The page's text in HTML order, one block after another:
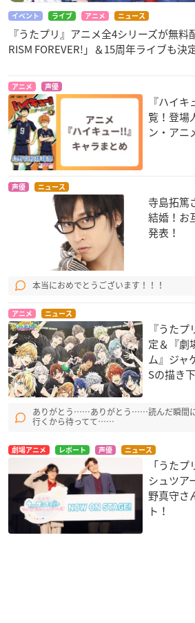
イベント ライブ アニメ ニュース
『うたプリ』アニメ全4シリーズが無
RISM FOREVER!」＆15周年ライブも決
アニメ 声優
『ハイ
覧！登場
ン・アニ
声優 ニュース
寺島拓篤
結婚！お
発表！
本当におめでとうございます！！！
アニメ ニュース
『うた
定＆『劇
ム』ジャ
Sの描き
ありがとう……ありがとう……読んだ瞬間
行くから待ってて……
劇場アニメ レポート 声優 ニュース
「うた
シュツア
野真守さ
ト！